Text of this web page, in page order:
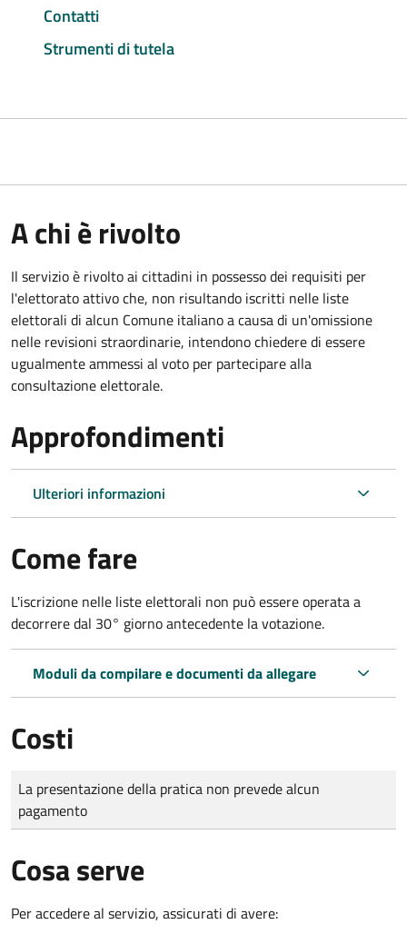
Contatti
Strumenti di tutela
A chi è rivolto
Il servizio è rivolto ai cittadini in possesso dei requisiti per
l'elettorato attivo che, non risultando iscritti nelle liste
elettorali di alcun Comune italiano a causa di un'omissione
nelle revisioni straordinarie, intendono chiedere di essere
ugualmente ammessi al voto per partecipare alla
consultazione elettorale.
Approfondimenti
Ulteriori informazioni
Come fare
L'iscrizione nelle liste elettorali non può essere operata a
decorrere dal 30° giorno antecedente la votazione.
Moduli da compilare e documenti da allegare
Costi
Tipo di pagamento
Importo
La presentazione della pratica non prevede alcun
pagamento
Cosa serve
Per accedere al servizio, assicurati di avere: